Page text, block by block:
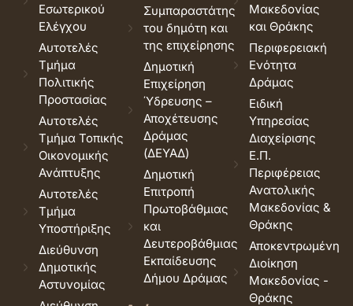
Εσωτερικού
Ελέγχου
Αυτοτελές
Τμήμα
Πολιτικής
Προστασίας
Αυτοτελές
Τμήμα Τοπικής
Οικονομικής
Ανάπτυξης
Αυτοτελές
Τμήμα
Υποστήριξης
Διεύθυνση
Δημοτικής
Αστυνομίας
Συμπαραστάτης
του δημότη και
της επιχείρησης
Δημοτική
Επιχείρηση
Ύδρευσης –
Αποχέτευσης
Δράμας
(ΔΕΥΑΔ)
Δημοτική
Επιτροπή
Πρωτοβάθμιας
και
Δευτεροβάθμιας
Εκπαίδευσης
Δήμου Δράμας
Μακεδονίας
και Θράκης
Περιφερειακή
Ενότητα
Δράμας
Ειδική
Υπηρεσίας
Διαχείρισης
Ε.Π.
Περιφέρειας
Ανατολικής
Μακεδονίας &
Θράκης
Αποκεντρωμένη
Διοίκηση
Μακεδονίας -
Θράκης